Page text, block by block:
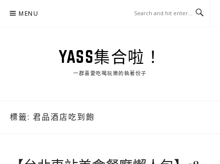
MENU
YASS集合啦！
一群喜愛吃喝玩樂的執著份子
標籤: 君品酒店吃到飽